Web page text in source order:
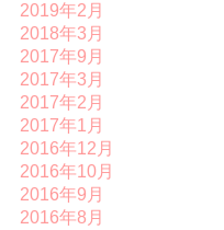
2019年2月
2018年3月
2017年9月
2017年3月
2017年2月
2017年1月
2016年12月
2016年10月
2016年9月
2016年8月